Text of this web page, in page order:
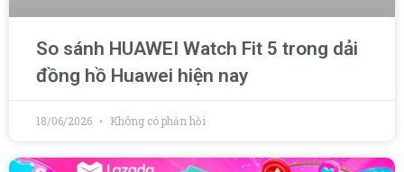
So sánh HUAWEI Watch Fit 5 trong dải
đồng hồ Huawei hiện nay
18/06/2026 Không có phản hồi